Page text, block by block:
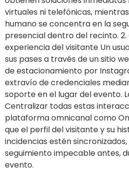
virtuales ni telefónicas,
humano se concentra en la
presencial dentro del recinto.
experiencia del visitante Un
sus pases a través de un sitio
de estacionamiento por
extravío de credenciales
soporte en el lugar del evento.
Centralizar todas estas
plataforma omnicanal como
que el perfil del visitante y su
incidencias estén
seguimiento impecable antes,
evento.